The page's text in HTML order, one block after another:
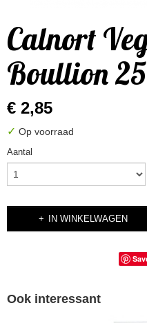
Calnort
Boullion
€ 2,85
✓ Op voorraad
Aantal
IN WINKELWAGEN
Ook interessant